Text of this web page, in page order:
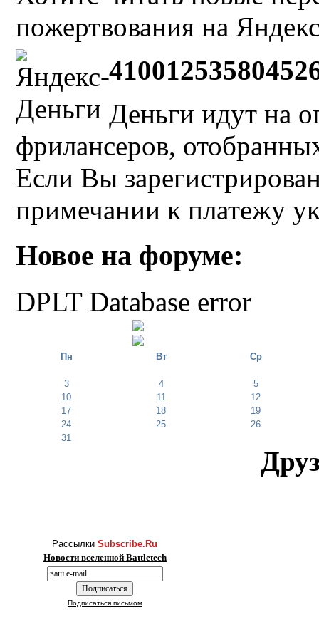
пожертвования на
Деньги идут на
фрилансеров,
Если Вы
примечании к платежу
Новое на форуме:
DPLT Database error
Пн Вт Ср
3 4
5
10
11
12
17
18
19
24
25
26
31
РассылкиSubscribe.Ru
Новости вселенной Battletech
Подписаться письмом